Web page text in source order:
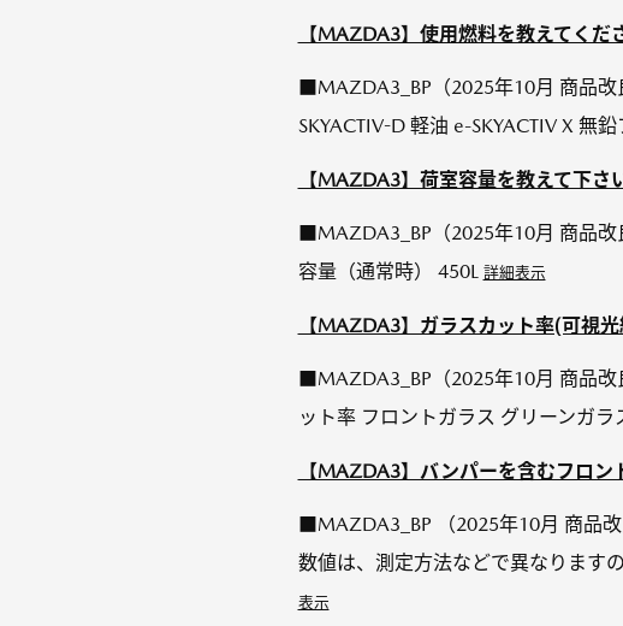
【MAZDA3】使用燃料を教えてくだ
■MAZDA3_BP（2025年10月 商品改
SKYACTIV-D 軽油 e-SKYACTIV X 無
【MAZDA3】荷室容量を教えて下さ
■MAZDA3_BP（2025年10月 商品改
容量（通常時） 450L 詳細表示
【MAZDA3】ガラスカット率(可視
■MAZDA3_BP（2025年10月 商品改
ット率 フロントガラス グリーンガ
【MAZDA3】バンパーを含むフロ
■MAZDA3_BP （2025年10月 商品
数値は、測定方法などで異なります
表示